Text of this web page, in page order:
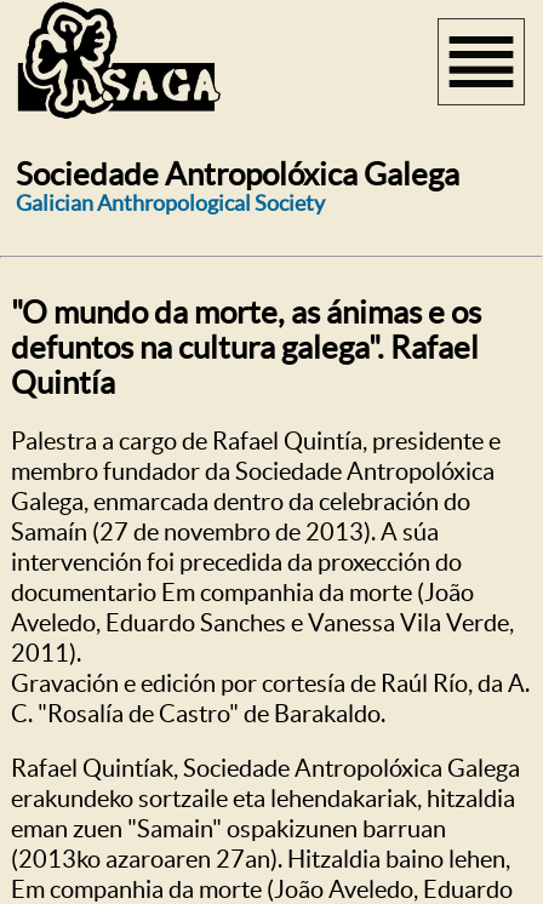
Sociedade Antropolóxica Galega
Galician Anthropological Society
"O mundo da morte, as ánimas e os
defuntos na cultura galega". Rafael
Quintía
Palestra a cargo de Rafael Quintía, presidente e
membro fundador da Sociedade Antropolóxica
Galega, enmarcada dentro da celebración do
Samaín (27 de novembro de 2013). A súa
intervención foi precedida da proxección do
documentario Em companhia da morte (João
Aveledo, Eduardo Sanches e Vanessa Vila Verde,
2011).
Gravación e edición por cortesía de Raúl Río, da A.
C. "Rosalía de Castro" de Barakaldo.
Rafael Quintíak, Sociedade Antropolóxica Galega
erakundeko sortzaile eta lehendakariak, hitzaldia
eman zuen "Samain" ospakizunen barruan
(2013ko azaroaren 27an). Hitzaldia baino lehen,
Em companhia da morte (João Aveledo, Eduardo